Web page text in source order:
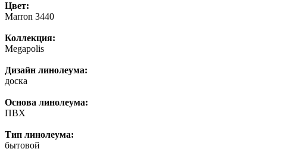
Цвет:
Marron 3440
Коллекция:
Megapolis
Дизайн линолеума:
доска
Основа линолеума:
ПВХ
Тип линолеума:
бытовой